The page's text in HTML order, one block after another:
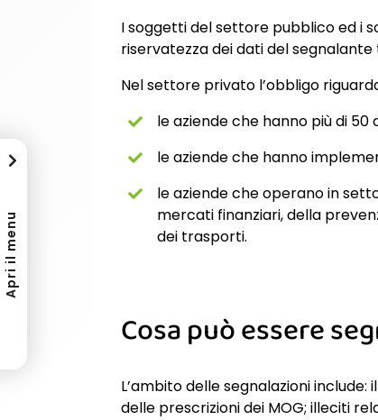
I soggetti del settore pubblico ed i
riservatezza dei dati del
Nel settore privato l’obbligo
le aziende che hanno più di 50
le aziende che hanno
le aziende che operano in
mercati finanziari, della
dei trasporti.
Cosa può essere
L’ambito delle segnalazioni
delle prescrizioni dei MOG; illeciti
Apri il menu